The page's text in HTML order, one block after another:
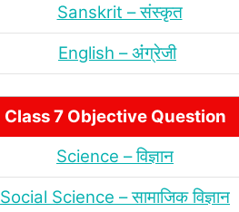
Sanskrit – संस्‍कृत
English – अंंग्रेजी
Class 7 Objective Question
Science – विज्ञान
Social Science – सामाजिक विज्ञान